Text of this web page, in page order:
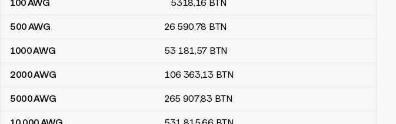
100AWG 5318,16 BTN
500AWG 26 590,78 BTN
1000AWG 53 181,57 BTN
2000AWG 106 363,13 BTN
5000AWG 265 907,83 BTN